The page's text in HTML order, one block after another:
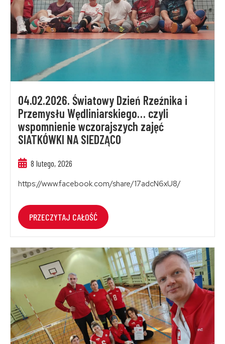
04.02.2026. Światowy Dzień Rzeźnika i
Przemysłu Wędliniarskiego… czyli
wspomnienie wczorajszych zajęć
SIATKÓWKI NA SIEDZĄCO
8 lutego, 2026
https://www.facebook.com/share/17adcN6xU8/
PRZECZYTAJ CAŁOŚĆ